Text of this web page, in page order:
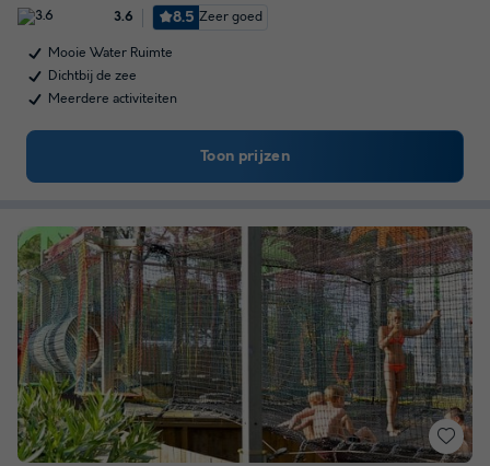
3.6 8.5 Zeer goed
Mooie Water Ruimte
Dichtbij de zee
Meerdere activiteiten
Toon prijzen